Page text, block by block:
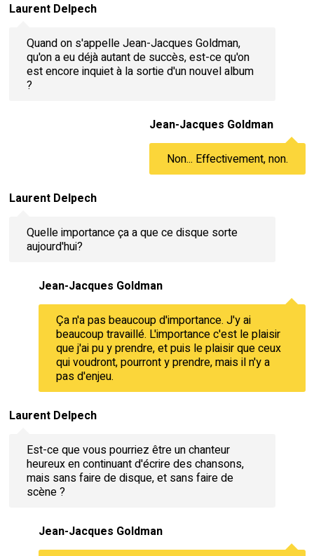
Laurent Delpech
Quand on s'appelle Jean-Jacques Goldman,
qu'on a eu déjà autant de succès, est-ce qu'on
est encore inquiet à la sortie d'un nouvel album
?
Jean-Jacques Goldman
Non... Effectivement, non.
Laurent Delpech
Quelle importance ça a que ce disque sorte
aujourd'hui?
Jean-Jacques Goldman
Ça n'a pas beaucoup d'importance. J'y ai
beaucoup travaillé. L'importance c'est le plaisir
que j'ai pu y prendre, et puis le plaisir que ceux
qui voudront, pourront y prendre, mais il n'y a
pas d'enjeu.
Laurent Delpech
Est-ce que vous pourriez être un chanteur
heureux en continuant d'écrire des chansons,
mais sans faire de disque, et sans faire de
scène ?
Jean-Jacques Goldman